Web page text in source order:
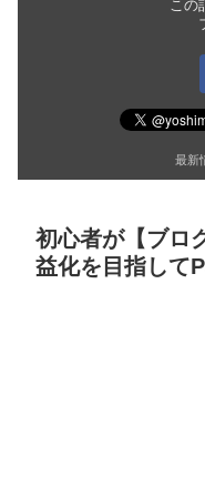
この
最新
初心者が【ブロ
益化を目指して